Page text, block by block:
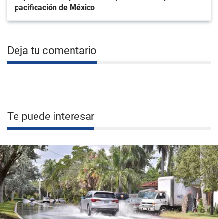
pacificación de México
Deja tu comentario
Te puede interesar